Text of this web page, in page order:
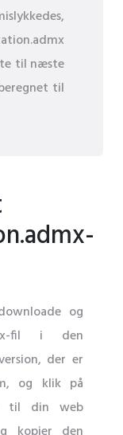
til næste
til
og
fil i den
der er
og klik på
til din web